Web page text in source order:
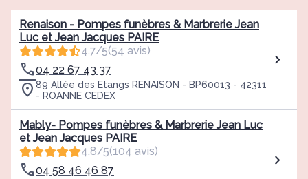
Renaison - Pompes funèbres & Marbrerie Jean
Luc et Jean Jacques PAIRE
4.7/5(54 avis)
04 22 67 43 37
89 Allée des Etangs RENAISON - BP60013 - 42311
- ROANNE CEDEX
Mably- Pompes funèbres & Marbrerie Jean Luc
et Jean Jacques PAIRE
4.8/5(104 avis)
04 58 46 46 87